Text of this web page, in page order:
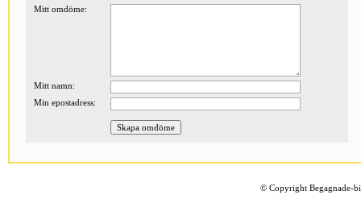
Mitt omdöme:
Mitt namn:
Min epostadress:
©Copyright Begagnade-